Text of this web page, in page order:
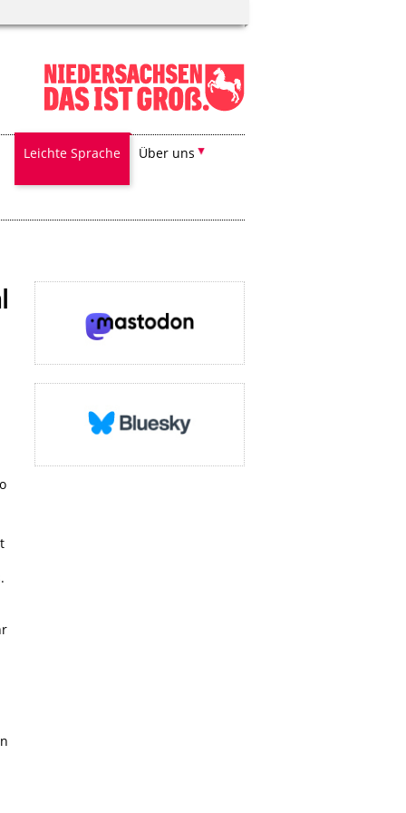
Leichte Sprache Über uns